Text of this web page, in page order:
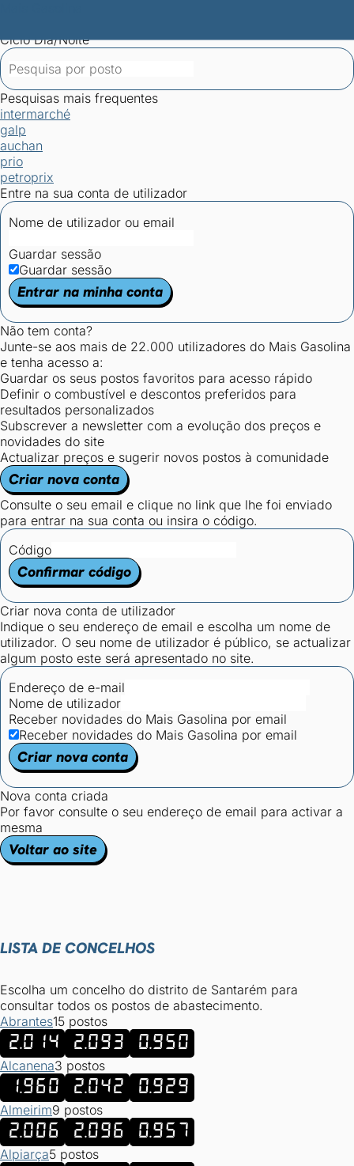
Ciclo Dia/Noite
Pesquisas mais frequentes
intermarché
galp
auchan
prio
petroprix
Entre na sua conta de utilizador
Nome de utilizador ou email
Guardar sessão
Guardar sessão
Entrar na minha conta
Não tem conta?
Junte-se aos mais de 22.000 utilizadores do Mais Gasolina
e tenha acesso a:
Guardar os seus postos favoritos para acesso rápido
Definir o combustível e descontos preferidos para
resultados personalizados
Subscrever a newsletter com a evolução dos preços e
novidades do site
Actualizar preços e sugerir novos postos à comunidade
Criar nova conta
Consulte o seu email e clique no link que lhe foi enviado
para entrar na sua conta ou insira o código.
Código
Confirmar código
Criar nova conta de utilizador
Indique o seu endereço de email e escolha um nome de
utilizador. O seu nome de utilizador é público, se actualizar
algum posto este será apresentado no site.
Endereço de e-mail
Nome de utilizador
Receber novidades do Mais Gasolina por email
Receber novidades do Mais Gasolina por email
Criar nova conta
Nova conta criada
Por favor consulte o seu endereço de email para activar a
mesma
Voltar ao site
LISTA DE CONCELHOS
Escolha um concelho do distrito de Santarém para
consultar todos os postos de abastecimento.
Abrantes15 postos
2.014 2.093 0.950
Alcanena3 postos
1.960 2.042 0.929
Almeirim9 postos
2.006 2.096 0.957
Alpiarça5 postos